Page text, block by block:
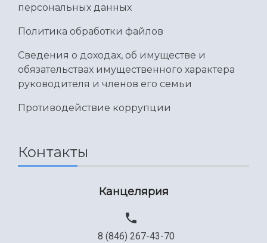
персональных данных
Политика обработки файлов
Сведения о доходах, об имуществе и
обязательствах имущественного характера
руководителя и членов его семьи
Противодействие коррупции
Контакты
Канцелярия
8 (846) 267-43-70